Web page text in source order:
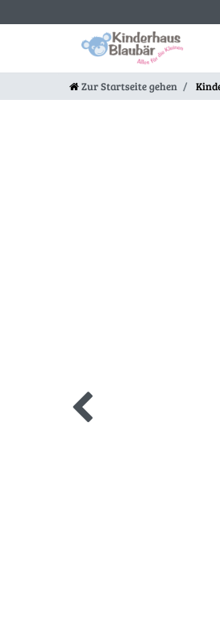
Zur Startseite gehen